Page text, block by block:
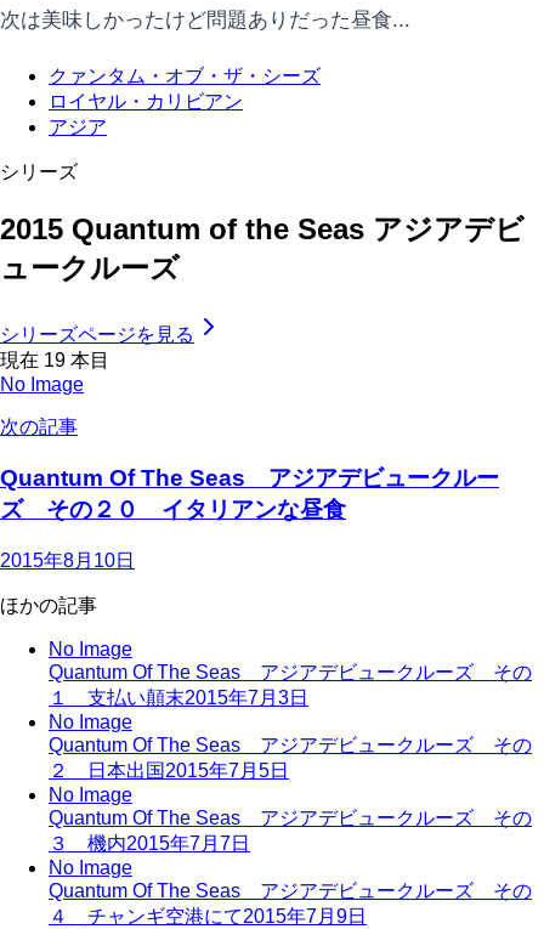
次は美味しかったけど問題ありだった昼食...
クァンタム・オブ・ザ・シーズ
ロイヤル・カリビアン
アジア
シリーズ
2015 Quantum of the Seas アジアデビ
ュークルーズ
シリーズページを見る
現在 19 本目
No Image
次の記事
Quantum Of The Seas アジアデビュークルー
ズ その２０ イタリアンな昼食
2015年8月10日
ほかの記事
No Image
Quantum Of The Seas アジアデビュークルーズ その
１ 支払い顛末2015年7月3日
No Image
Quantum Of The Seas アジアデビュークルーズ その
２ 日本出国2015年7月5日
No Image
Quantum Of The Seas アジアデビュークルーズ その
３ 機内2015年7月7日
No Image
Quantum Of The Seas アジアデビュークルーズ その
４ チャンギ空港にて2015年7月9日